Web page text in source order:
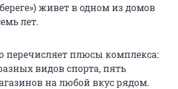
живет в одном из домов
лет.
перечисляет плюсы комплекса:
видов спорта, пять
на любой вкус рядом.